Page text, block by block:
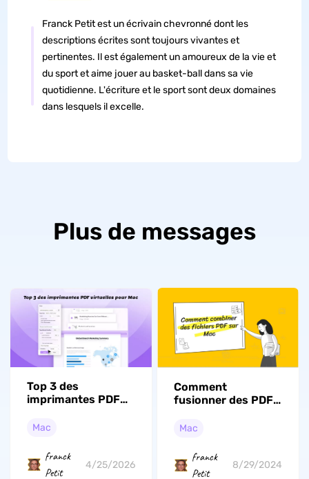
Franck Petit est un écrivain chevronné dont les
descriptions écrites sont toujours vivantes et
pertinentes. Il est également un amoureux de la vie et
du sport et aime jouer au basket-ball dans sa vie
quotidienne. L'écriture et le sport sont deux domaines
dans lesquels il excelle.
Plus de messages
Top 3 des
imprimantes PDF
[Mise à jour 2026]
Mac
franck
Petit
4/25/2026
Comment
fusionner des PDF
Méthodes)
Mac
franck
Petit
8/29/2024